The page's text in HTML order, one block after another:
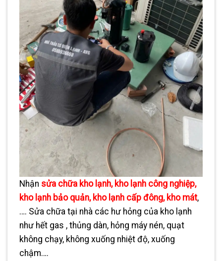
Nhận sửa chữa kho lạnh, kho lạnh công nghiệp,
kho lạnh bảo quản, kho lạnh cấp đông, kho mát,
…. Sửa chữa tại nhà các hư hỏng của kho lạnh
như hết gas , thủng dàn, hỏng máy nén, quạt
không chạy, không xuống nhiệt độ, xuống
chậm….